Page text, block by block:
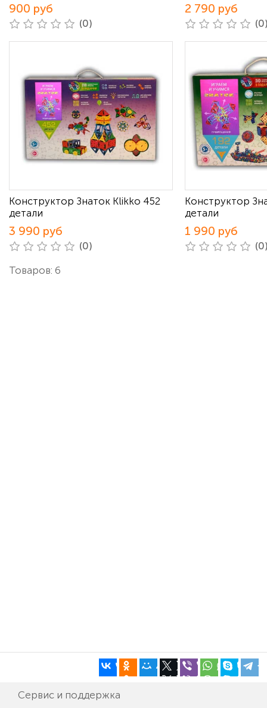
900 руб
(0)
2 790 руб
Конструктор Знаток Klikko 452
детали
3 990 руб
(0)
Конструктор
детали
1 990 руб
Товаров: 6
Сервис и поддержка